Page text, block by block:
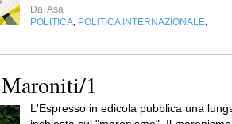
Da Asa
POLITICA POLITICA INTERNAZIONALE
1
L'Espresso in edicola pubblica una